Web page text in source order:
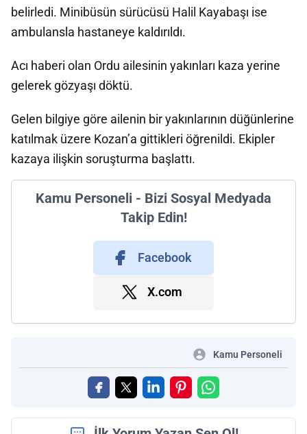
belirledi. Minibüsün sürücüsü Halil Kayabaşı ise
ambulansla hastaneye kaldırıldı.
Acı haberi olan Ordu ailesinin yakınları kaza yerine
gelerek gözyaşı döktü.
Gelen bilgiye göre ailenin bir yakınlarının düğünlerine
katılmak üzere Kozan’a gittikleri öğrenildi. Ekipler
kazaya ilişkin soruşturma başlattı.
Kamu Personeli - Bizi Sosyal Medyada
Takip Edin!
Facebook
X.com
Kamu Personeli